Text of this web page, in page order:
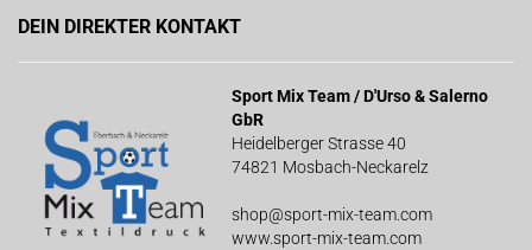
DEIN DIREKTER KONTAKT
Sport Mix Team / D'Urso & Salerno
GbR
Heidelberger Strasse 40
74821 Mosbach-Neckarelz
shop@sport-mix-team.com
www.sport-mix-team.com